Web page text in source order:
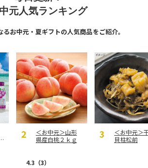
元人気ランキング
お中元・夏ギフトの人気商品をご紹介。
＜お中元＞山形
県産白桃２ｋｇ
4.3 （3）
＜お中元＞
貝柱松前